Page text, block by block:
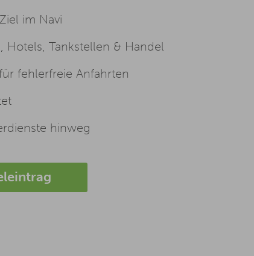
im Navi
Hotels, Tankstellen & Handel
fehlerfreie Anfahrten
hinweg